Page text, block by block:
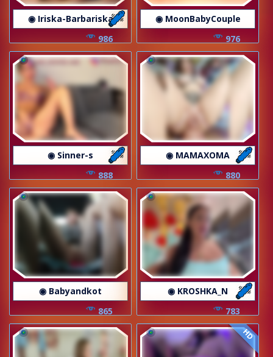
◉ Iriska-Barbariska
986
◉ MoonBabyCouple
976
◉ Sinner-s
888
◉ MAMAXOMA
880
◉ Babyandkot
865
◉ KROSHKA_N
783
HD